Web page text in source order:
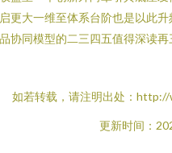
更大一维至体系台阶也是以此
协同模型的二三四五值得深读再
如若转载，请注明出处：
更新时间：